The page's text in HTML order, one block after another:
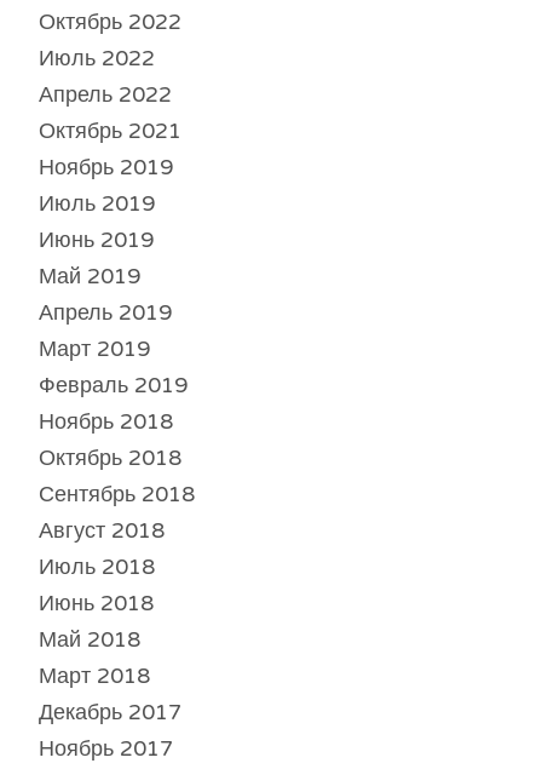
Октябрь 2022
Июль 2022
Апрель 2022
Октябрь 2021
Ноябрь 2019
Июль 2019
Июнь 2019
Май 2019
Апрель 2019
Март 2019
Февраль 2019
Ноябрь 2018
Октябрь 2018
Сентябрь 2018
Август 2018
Июль 2018
Июнь 2018
Май 2018
Март 2018
Декабрь 2017
Ноябрь 2017